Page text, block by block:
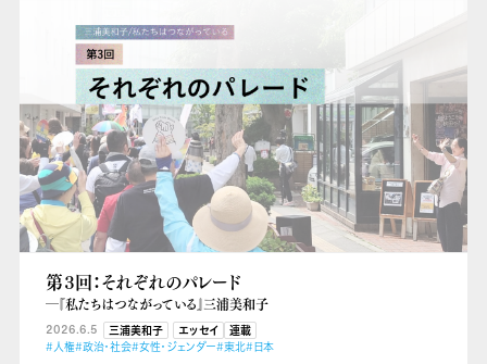
第３回：それぞれのパレード
―『私たちはつながっている』三浦美和子
2026.6.5 三浦美和子 エッセイ
連載
#人権#政治・社会#女性・ジェンダー#東北#日本